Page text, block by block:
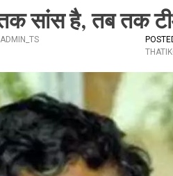
सांस है, तब तक
ADMIN_TS